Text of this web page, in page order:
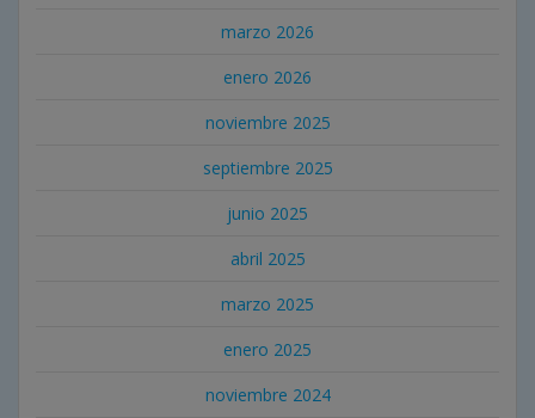
marzo 2026
enero 2026
noviembre 2025
septiembre 2025
junio 2025
abril 2025
marzo 2025
enero 2025
noviembre 2024